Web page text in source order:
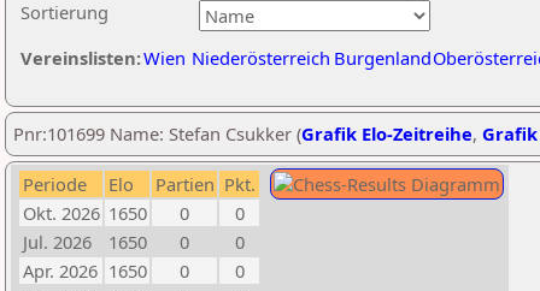
Sortierung
Vereinslisten:Wien Niederösterreich Burgenland
Pnr:101699 Name: Stefan Csukker (Grafik Elo-Zeitreihe,
Periode Elo Partien Pkt.
Okt. 2026 1650 0
0
Jul. 2026
1650 0
0
Apr. 2026 1650 0
0